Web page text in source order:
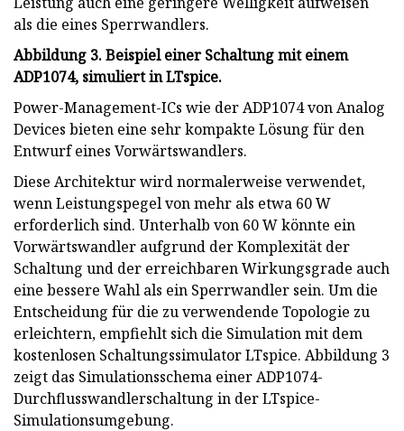
als die eines Sperrwandlers.
Abbildung 3. Beispiel einer Schaltung mit einem
ADP1074, simuliert in LTspice.
Power-Management-ICs wie der ADP1074 von Analog
Devices bieten eine sehr kompakte Lösung für den
Entwurf eines Vorwärtswandlers.
Diese Architektur wird normalerweise verwendet,
wenn Leistungspegel von mehr als etwa 60 W
erforderlich sind. Unterhalb von 60 W könnte ein
Vorwärtswandler aufgrund der Komplexität der
Schaltung und der erreichbaren Wirkungsgrade auch
eine bessere Wahl als ein Sperrwandler sein. Um die
Entscheidung für die zu verwendende Topologie zu
erleichtern, empfiehlt sich die Simulation mit dem
kostenlosen Schaltungssimulator LTspice. Abbildung 3
zeigt das Simulationsschema einer ADP1074-
Durchflusswandlerschaltung in der LTspice-
Simulationsumgebung.